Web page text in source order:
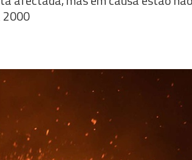
2000